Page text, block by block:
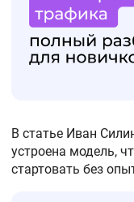
В статье Иван
устроена модель,
стартовать без